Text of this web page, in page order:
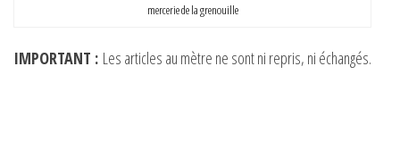
mercerie de la grenouille
IMPORTANT : Les articles au mètre ne sont ni repris, ni échangés.